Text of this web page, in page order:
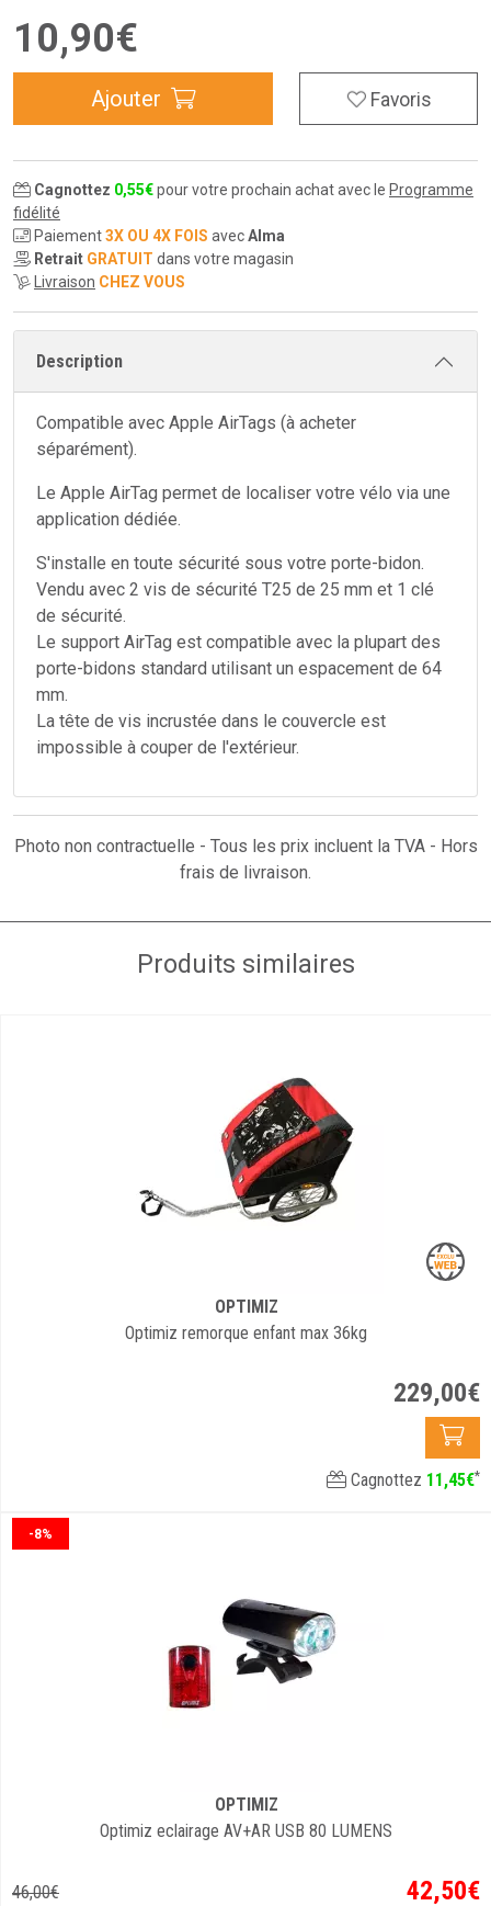
10,90€
Ajouter Favoris
Cagnottez 0,55€pour votre prochain achat avec le Programme
fidélité
Paiement3X OU 4X FOIS avecAlma
Retrait GRATUIT dans votre magasin
Livraison CHEZ VOUS
Description
Compatible avec Apple AirTags (à acheter
séparément).
Le Apple AirTag permet de localiser votre vélo via une
application dédiée.
S'installe en toute sécurité sous votre porte-bidon.
Vendu avec 2 vis de sécurité T25 de 25 mm et 1 clé
de sécurité.
Le support AirTag est compatible avec la plupart des
porte-bidons standard utilisant un espacement de 64
mm.
La tête de vis incrustée dans le couvercle est
impossible à couper de l'extérieur.
Photo non contractuelle - Tous les prix incluent la TVA - Hors
frais de livraison.
Produits similaires
OPTIMIZ
Optimiz remorque enfant max 36kg
229,00€
Cagnottez 11,45€*
-8%
OPTIMIZ
Optimiz eclairage AV+AR USB 80 LUMENS
46,00€ 42,50€